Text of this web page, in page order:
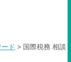
ド > 国際税務 相談